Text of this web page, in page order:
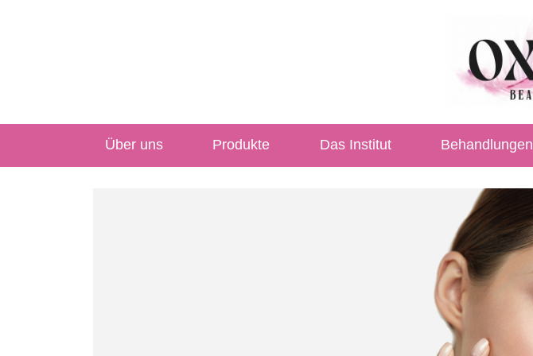
Über uns Produkte Das Institut Behandlungen